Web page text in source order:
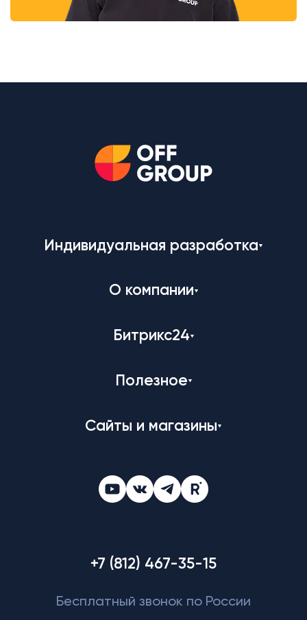
Индивидуальная разработка
О компании
Битрикс24
Полезное
Сайты и магазины
+7 (812) 467-35-15
Бесплатный звонок по России